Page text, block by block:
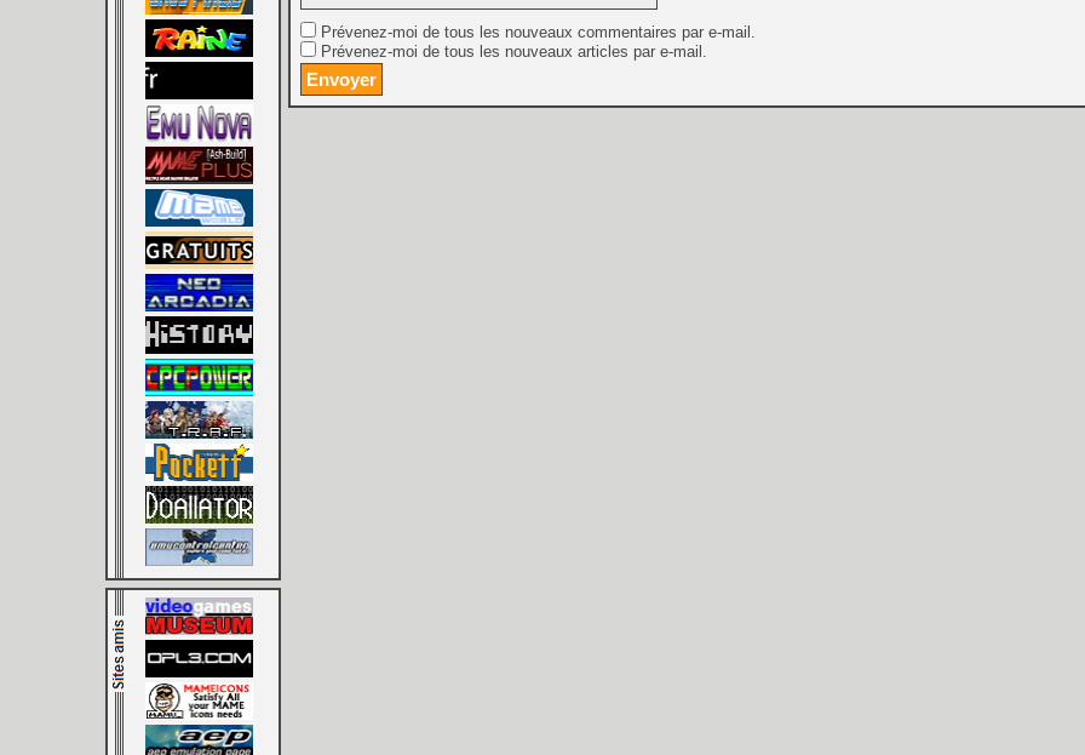
[GK] Agenda - GeForce
Prévenez-moi de tous les nouveaux commentaires par e-mail.
Prévenez-moi de tous les nouveaux articles par e-mail.